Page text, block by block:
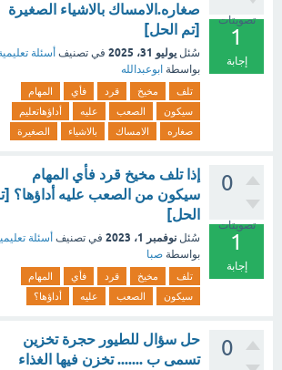
تصويتات
1
إجابة
صغاره.الامساك بالاشياء الصغيرة
[تم الحل]
سُئل يوليو 31، 2025 في تصنيف أسئلة
بواسطة ابوعبدالله
تلف مخيخ قرد فأي
المهام
سيكون
الصعب عليه
أداؤهاتعليم
صغاره
الامساك بالاشياء الصغيرة
0
تصويتات
1
إجابة
إذا تلف مخيخ قرد فأي المهام
سيكون من الصعب عليه أداؤها؟
الحل]
سُئل نوفمبر 1، 2023 في تصنيف أسئلة
بواسطة صبا
تلف مخيخ قرد فأي
المهام
سيكون
الصعب عليه أداؤها؟
0
حل سؤال للطيور حجرة تخزين
تسمى ب ....... تخزن فيها الغذاء